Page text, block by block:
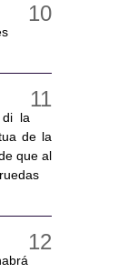
la
de la
que al